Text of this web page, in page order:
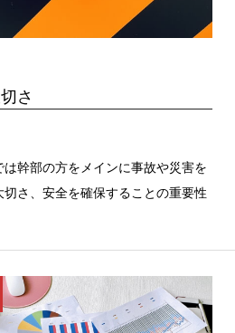
さ
幹部の方をメインに事故や災害を
さ、安全を確保することの重要性